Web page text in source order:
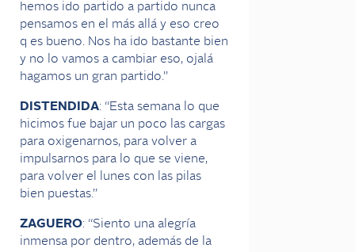
hemos ido partido a partido nunca
pensamos en el más allá y eso creo
q es bueno. Nos ha ido bastante bien
y no lo vamos a cambiar eso, ojalá
hagamos un gran partido.”
DISTENDIDA: “Esta semana lo que
hicimos fue bajar un poco las cargas
para oxigenarnos, para volver a
impulsarnos para lo que se viene,
para volver el lunes con las pilas
bien puestas.”
ZAGUERO: “Siento una alegría
inmensa por dentro, además de la